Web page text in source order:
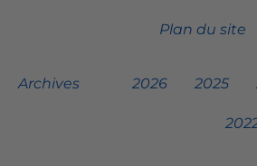
Plan du site
Archives 2026 2025